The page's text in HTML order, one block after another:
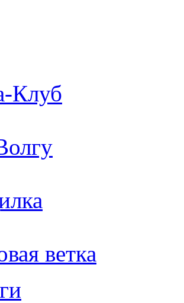
Клуб
ветка